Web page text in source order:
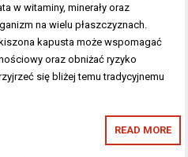
w witaminy, minerały oraz
na wielu płaszczyznach.
kapusta może wspomagać
oraz obniżać ryzyko
się bliżej temu tradycyjnemu
READ MORE